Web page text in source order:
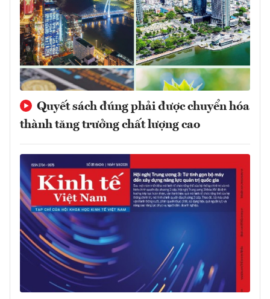
Quyết sách đúng phải được chuyển hóa
thành tăng trưởng chất lượng cao